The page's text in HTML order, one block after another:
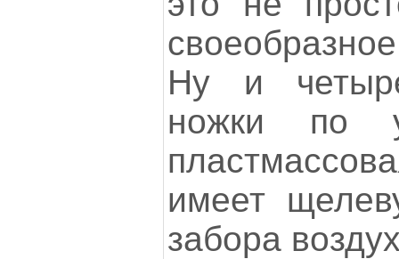
Ну и
ножки по
имеет
забора